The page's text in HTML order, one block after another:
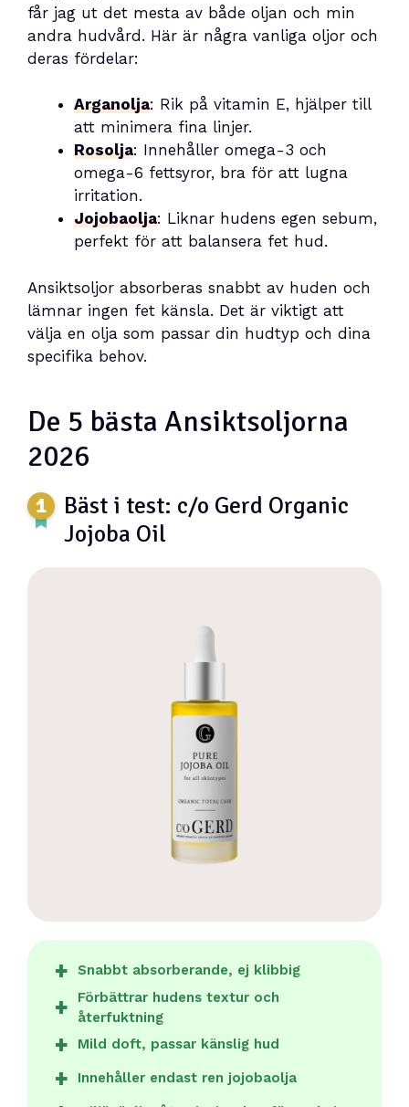
får jag ut det mesta av både oljan och min
andra hudvård. Här är några vanliga oljor och
deras fördelar:
Arganolja: Rik på vitamin E, hjälper till
att minimera fina linjer.
Rosolja: Innehåller omega-3 och
omega-6 fettsyror, bra för att lugna
irritation.
Jojobaolja: Liknar hudens egen sebum,
perfekt för att balansera fet hud.
Ansiktsoljor absorberas snabbt av huden och
lämnar ingen fet känsla. Det är viktigt att
välja en olja som passar din hudtyp och dina
specifika behov.
De 5 bästa Ansiktsoljorna
2026
Bäst i test: c/o Gerd Organic
Jojoba Oil
Snabbt absorberande, ej klibbig
Förbättrar hudens textur och
återfuktning
Mild doft, passar känslig hud
Innehåller endast ren jojobaolja